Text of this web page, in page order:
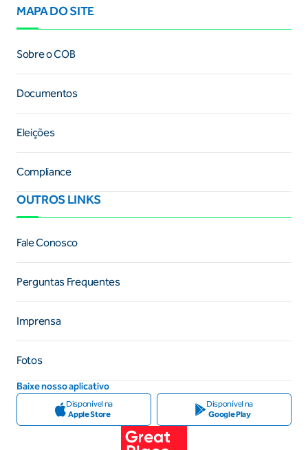
MAPA DO SITE
Sobre o COB
Documentos
Eleições
Compliance
OUTROS LINKS
Fale Conosco
Perguntas Frequentes
Imprensa
Fotos
Baixe nosso aplicativo
Disponível na
Apple Store
Disponível na
Google Play